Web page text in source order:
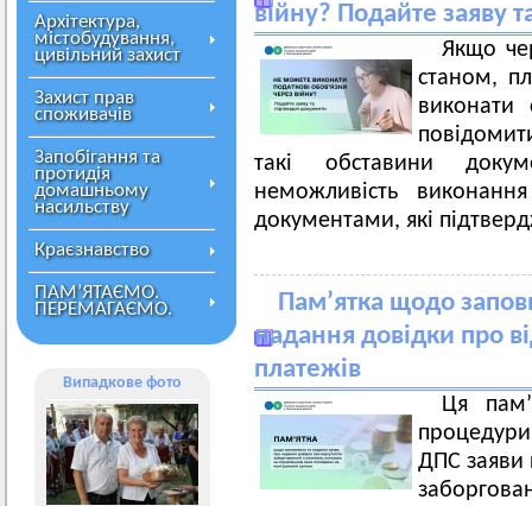
Архітектура,
містобудування,
цивільний захист
Захист прав
споживачів
Запобігання та
протидія
домашньому
насильству
Краєзнавство
ПАМ’ЯТАЄМО.
ПЕРЕМАГАЄМО.
Випадкове фото
війну? Подайте заяву
Якщо
станом,
виконати
такі обставини
неможливість
документами, які
Пам’ятка щодо
надання довідки про
платежів
Ця
ДПС заяви